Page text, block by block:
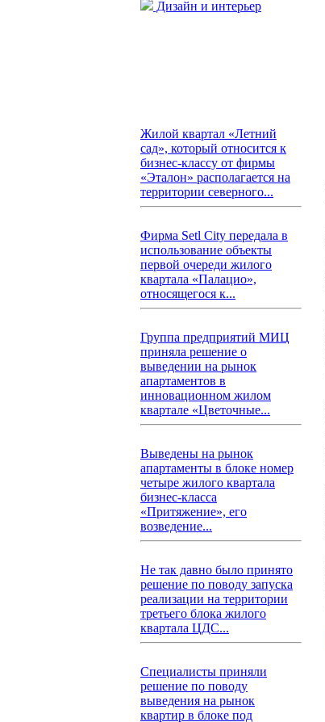
Дизайн и интерьер
Жилой квартал «Летний
сад», который относится к
бизнес-классу от фирмы
«Эталон» располагается на
территории северного...
Фирма Setl City передала в
использование объекты
первой очереди жилого
квартала «Палацио»,
относящегося к...
Группа предприятий МИЦ
приняла решение о
выведении на рынок
апартаментов в
инновационном жилом
квартале «Цветочные...
Выведены на рынок
апартаменты в блоке номер
четыре жилого квартала
бизнес-класса
«Притяжение», его
возведение...
Не так давно было принято
решение по поводу запуска
реализации на территории
третьего блока жилого
квартала ЦДС...
Специалисты приняли
решение по поводу
выведения на рынок
квартир в блоке под